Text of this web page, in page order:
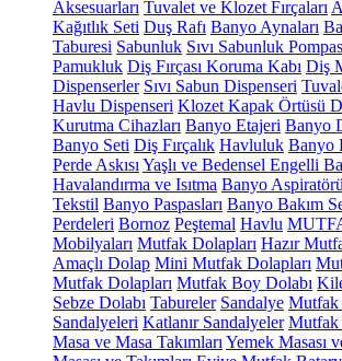
Aksesuarları Tuvalet ve Klozet Fırçaları
Kağıtlık Seti Duş Rafı Banyo Aynaları
Taburesi Sabunluk Sıvı Sabunluk
Pamukluk Diş Fırçası Koruma Kabı Diş
Dispenserler Sıvı Sabun Dispenseri
Havlu Dispenseri Klozet Kapak Örtüsü
Kurutma Cihazları Banyo Etajeri Banyo
Banyo Seti Diş Fırçalık Havluluk Banyo
Perde Askısı Yaşlı ve Bedensel Engelli
Havalandırma ve Isıtma Banyo Aspiratörü
Tekstil Banyo Paspasları Banyo Bakım
Perdeleri Bornoz Peştemal Havlu
Mobilyaları Mutfak Dolapları Hazır
Amaçlı Dolap Mini Mutfak Dolapları
Mutfak Dolapları Mutfak Boy Dolabı
Sebze Dolabı Tabureler Sandalye Mutfak
Sandalyeleri Katlanır Sandalyeler Mutfak
Masa ve Masa Takımları Yemek Masası